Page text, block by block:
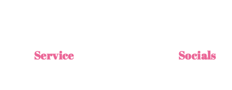
Service Socials